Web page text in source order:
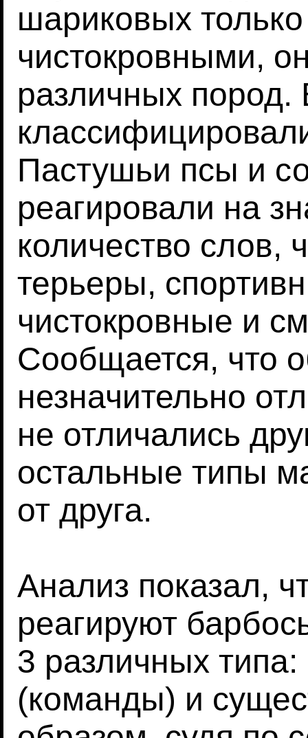
шариковых
чистокровными,
различных пород.
Пастушьи псы и
реагировали на
количество слов,
терьеры,
чистокровные и
Сообщается, что
незначительно
не отличались
остальные типы
от друга.
Анализ показал,
реагируют
3 различных
(команды) и